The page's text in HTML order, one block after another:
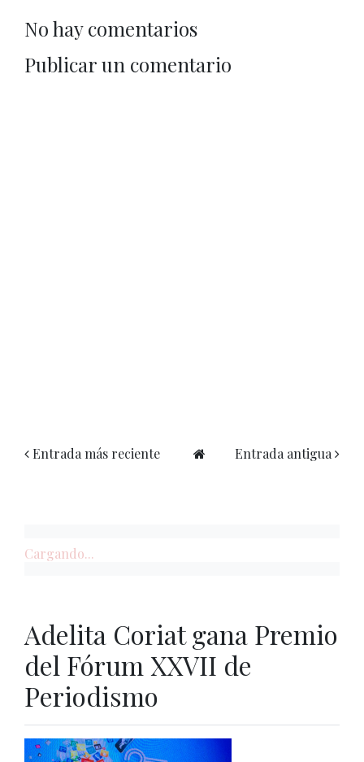
No hay comentarios
Publicar un comentario
Entrada más reciente Entrada antigua
Cargando...
Adelita Coriat gana Premio
del Fórum XXVII de
Periodismo